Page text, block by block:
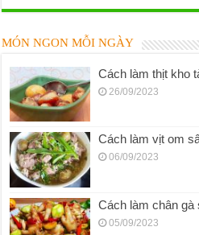
MÓN NGON MỖI NGÀY
Cách làm thịt kho
26/09/2023
Cách làm vịt om
06/09/2023
Cách làm chân
05/09/2023